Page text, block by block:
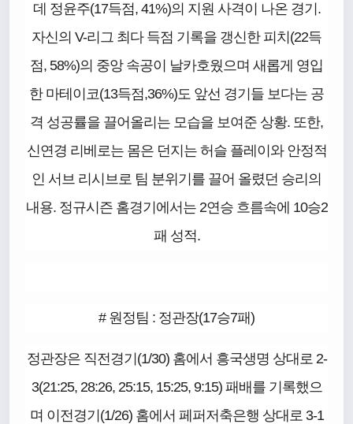
데 정윤주(17득점, 41%)의 지원 사격이 나온 경기.
자신의 V-리그 최다 득점 기록을 갱신한 피치(22득
점, 58%)의 중앙 속공이 날카호웠으며 새롭게 영입
한 마테이코(13득점,36%)도 앞선 경기들 보다는 공
격 성공률을 끌어올리는 모습을 보여준 상황. 또한,
신연경 리베로는 몸은 던지는 허슬 플레이와 안정적
인 서브 리시브로 팀 분위기를 끌어 올렸던 승리의
내용. 정규시즌 홈경기에서는 2연승 흐름속에 10승2
패 성적.
# 원정팀 : 정관장(17승7패)
정관장은 직전경기(1/30) 홈에서 흥국생명 상대로 2-
3(21:25, 28:26, 25:15, 15:25, 9:15) 패배를 기록했으
며 이전경기(1/26) 홈에서 페퍼저축은행 상대로 3-1